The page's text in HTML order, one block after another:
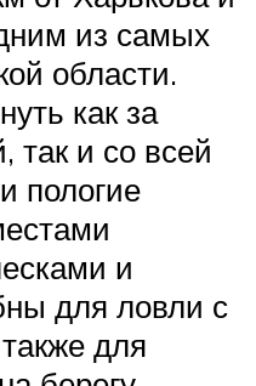
из самых
области.
как за
и со всей
пологие
и
для ловли с
для